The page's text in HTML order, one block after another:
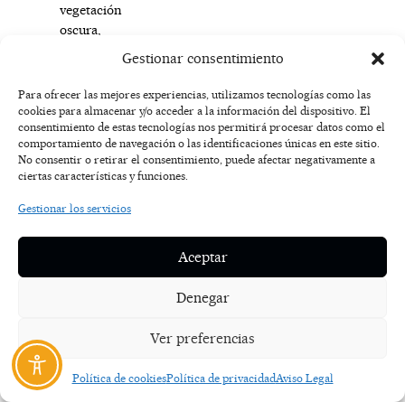
Gestionar consentimiento
Para ofrecer las mejores experiencias, utilizamos tecnologías como las
cookies para almacenar y/o acceder a la información del dispositivo. El
consentimiento de estas tecnologías nos permitirá procesar datos como el
comportamiento de navegación o las identificaciones únicas en este sitio.
No consentir o retirar el consentimiento, puede afectar negativamente a
ciertas características y funciones.
Gestionar los servicios
Aceptar
Denegar
Ver preferencias
Política de cookiesPolítica de privacidadAviso Legal
vegetación
oscura,
carrasco,
en
La
Bárdena
Negra.
Parque
están
señalizadas.